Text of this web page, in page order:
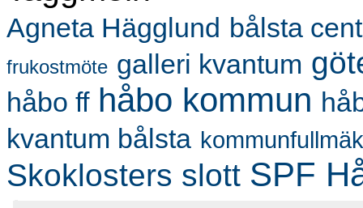
Agneta Hägglund bålsta
frukostmöte galleri kvantum
håbo ff håbo kommun
kvantum bålsta
Skoklosters slott SPF